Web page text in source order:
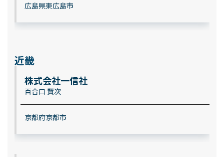
広島県東広島市
近畿
株式会社一信社
百合口 賢次
京都府京都市